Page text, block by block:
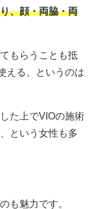
、顔・両脇・両
もらうことも抵
える、というのは
た上でVIOの施術
という女性も多
も魅力です。